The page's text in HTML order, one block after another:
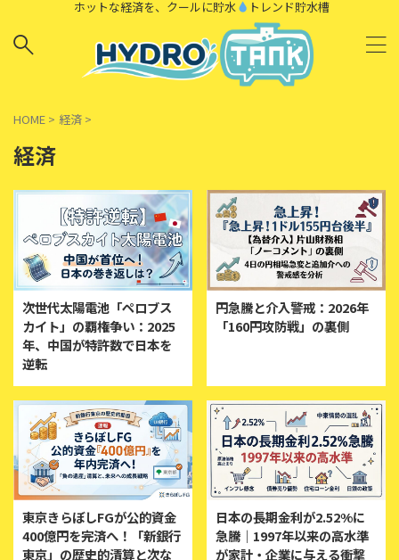
ホットな経済を、クールに貯水 トレンド貯水槽
HOME > 経済 >
経済
次世代太陽電池「ペロブス
カイト」の覇権争い：2025
年、中国が特許数で日本を
逆転
円急騰と介入警戒：2026年
「160円攻防戦」の裏側
東京きらぼしFGが公的資金
400億円を完済へ！「新銀行
東京」の歴史的清算と次な
日本の長期金利が2.52%に
急騰｜1997年以来の高水準
が家計・企業に与える衝撃